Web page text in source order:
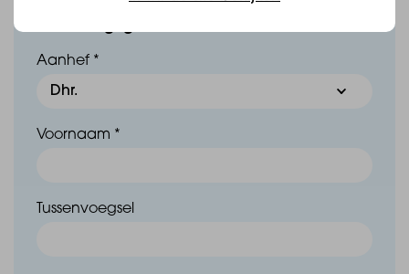
Aanhef *
Voornaam *
Tussenvoegsel